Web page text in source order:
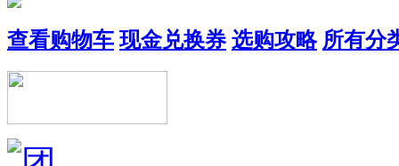
查看购物车 现金兑换券 选购攻略 所有分